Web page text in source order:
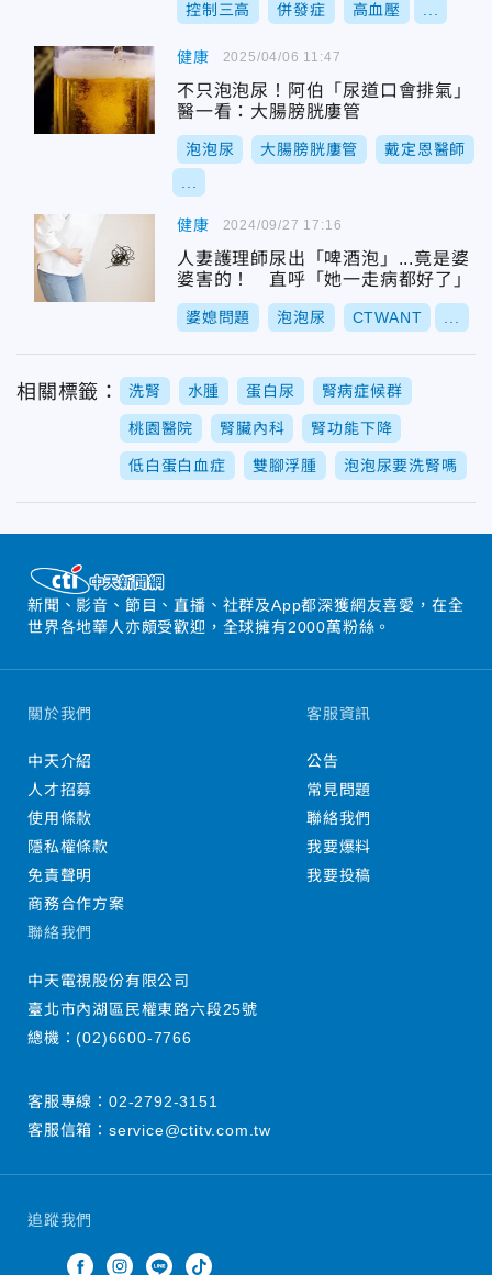
控制三高 併發症 高血壓
健康
不只泡泡尿！阿伯「尿道口會排氣」
醫一看：大腸膀胱廔管
泡泡尿 大腸膀胱廔管 戴定恩醫師
2025/04/06 11:47
健康
人妻護理師尿出「啤酒泡」...竟是婆
婆害的！ 直呼「她一走病都好了」
婆媳問題 泡泡尿 CTWANT
2024/09/27 17:16
相關標籤： 洗腎 水腫 蛋白尿 腎病症候群
桃園醫院 腎臟內科 腎功能下降
低白蛋白血症 雙腳浮腫 泡泡尿要洗腎嗎
新聞、影音、節目、直播、社群及App都深獲網友喜愛，在全
世界各地華人亦頗受歡迎，全球擁有2000萬粉絲。
追蹤我們
關於我們
中天介紹
人才招募
使用條款
隱私權條款
免責聲明
商務合作方案
客服資訊
公告
常見問題
聯絡我們
我要爆料
我要投稿
聯絡我們
中天電視股份有限公司
臺北市內湖區民權東路六段25號
總機：(02)6600-7766
客服專線： 02-2792-3151
客服信箱： service@ctitv.com.tw